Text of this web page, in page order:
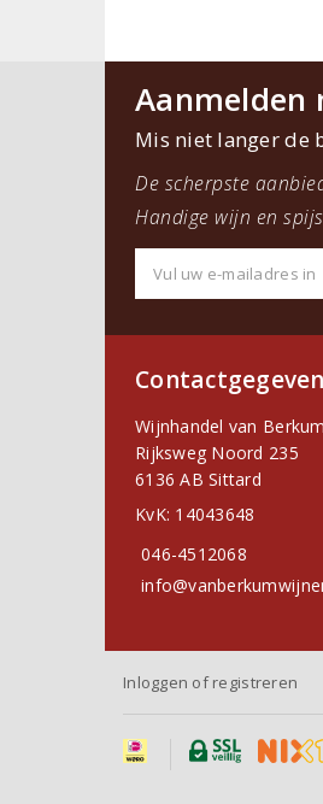
Aanmelden
Mis niet langer de
De scherpste
Handige wijn en
Wijnhandel van Berkum
Rijksweg Noord 235
6136 AB Sittard
KvK: 14043648
046-4512068
Inloggen of registreren